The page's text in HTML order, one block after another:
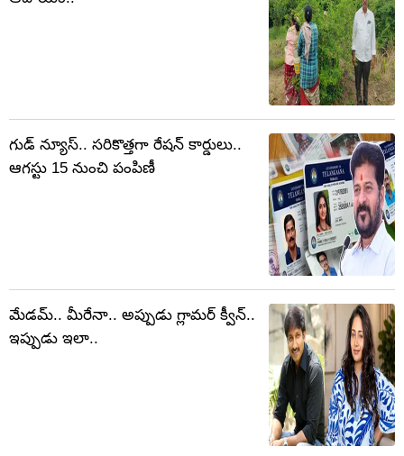
గుడ్ న్యూస్.. సరికొత్తగా రేషన్ కార్డులు..
ఆగస్టు 15 నుంచి పంపిణీ
మేడమ్.. మీరేనా.. అప్పుడు గ్లామర్ క్వీన్..
ఇప్పుడు ఇలా..